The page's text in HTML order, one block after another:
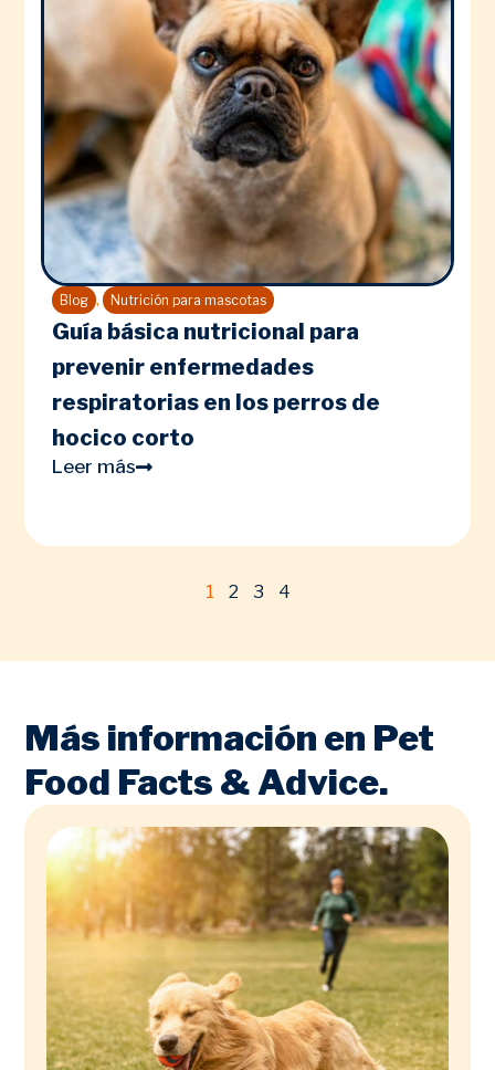
Blog , Nutrición para mascotas
Guía básica nutricional para
prevenir enfermedades
respiratorias en los perros de
hocico corto
Leer más
1 2 3 4
Más información en Pet
Food Facts & Advice.